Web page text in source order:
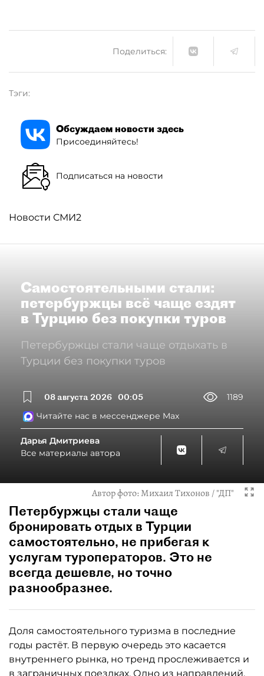
Поделиться:
Тэги:
Обсуждаем новости здесь
Присоединяйтесь!
Подписаться на новости
Новости СМИ2
Самостоятельными стали:
петербуржцы всё чаще ездят
в Турцию без покупки туров
Петербуржцы стали чаще отдыхать в
Турции без покупки туров
08 августа 2026 00:05
1189
Читайте нас в мессенджере Max
Дарья Дмитриева
Все материалы автора
Автор фото:Михаил Тихонов / "ДП"
Петербуржцы стали чаще
бронировать отдых в Турции
самостоятельно, не прибегая к
услугам туроператоров. Это не
всегда дешевле, но точно
разнообразнее.
Доля самостоятельного туризма в последние
годы растёт. В первую очередь это касается
внутреннего рынка, но тренд прослеживается и
в заграничных поездках. Одно из направлений,